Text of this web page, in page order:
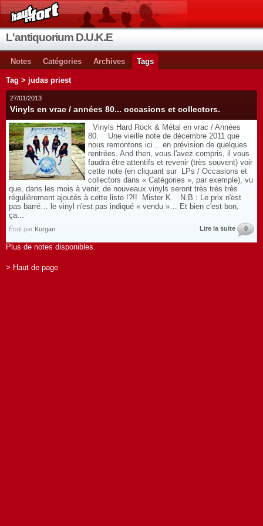
L'antiquorium D.U.K.E
Notes Catégories Archives Tags
Tag > judas priest
27/01/2013
Vinyls en vrac / années 80... occasions et collectors.
Vinyls Hard Rock & Métal en vrac / Années
80. Une vieille note de décembre 2011 que
nous remontons ici… en prévision de quelques
rentrées. And then, vous l'avez compris, il vous
faudra être attentifs et revenir (très souvent) voir
cette note (en cliquant sur LPs / Occasions et
collectors dans « Catégories », par exemple), vu
que, dans les mois à venir, de nouveaux vinyls seront très très très
régulièrement ajoutés à cette liste !?!! Mister K. N.B : Le prix n'est
pas barré… le vinyl n'est pas indiqué « vendu »… Et bien c'est bon,
ça...
Écrit par Kurgan Lire la suite 0
Plus de notes disponibles.
> Haut de page